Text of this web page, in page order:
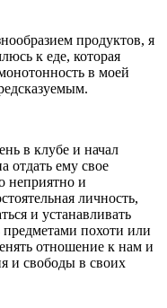
продуктов, я
к еде, которая
в моей
в клубе и начал
отдать ему свое
неприятно и
личность,
и устанавливать
похоти или
отношение к нам и
и свободы в своих